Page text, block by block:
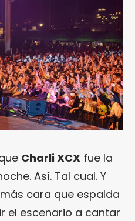
Charli XCX fue la
Así. Tal cual. Y
cara que espalda
el escenario a cantar